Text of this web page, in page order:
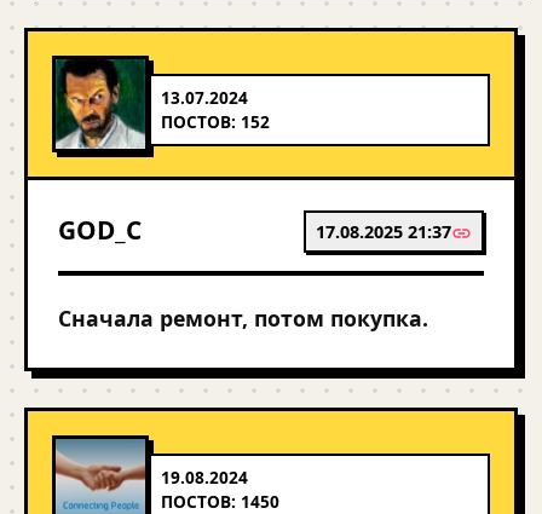
13.07.2024
ПОСТОВ: 152
GOD_C 17.08.2025 21:37
Сначала ремонт, потом покупка.
19.08.2024
ПОСТОВ: 1450